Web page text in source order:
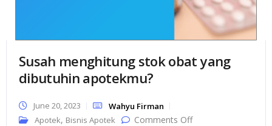
Susah menghitung stok obat yang
dibutuhin apotekmu?
June 20, 2023
Wahyu Firman
Apotek, Bisnis Apotek Comments Offon Susah